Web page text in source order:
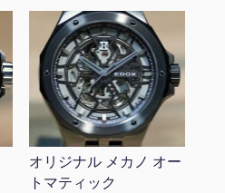
オリジナル メカノ オー
トマティック